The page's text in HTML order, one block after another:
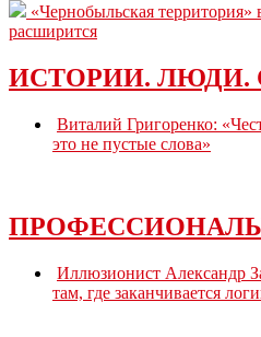
«Чернобыльская территория»
расширится
ИСТОРИИ. ЛЮДИ.
Виталий Григоренко:
это не пустые слова»
Иллюзионист Александр
там, где заканчивается